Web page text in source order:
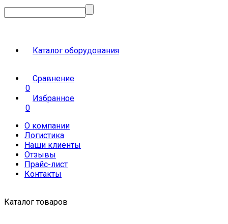
Каталог оборудования
Сравнение
0
Избранное
0
О компании
Логистика
Наши клиенты
Отзывы
Прайс-лист
Контакты
Каталог товаров